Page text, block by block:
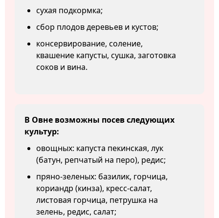
сухая подкормка;
сбор плодов деревьев и кустов;
консервирование, соление,
квашение капусты, сушка, заготовка
соков и вина.
В Овне возможны посев следующих
культур:
овощных: капуста пекинская, лук
(батун, репчатый на перо), редис;
пряно-зеленых: базилик, горчица,
кориандр (кинза), кресс-салат,
листовая горчица, петрушка на
зелень, редис, салат;